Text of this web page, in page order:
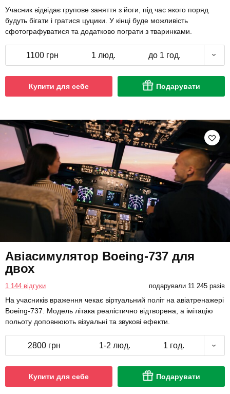
Учасник відвідає групове заняття з йоги, під час якого поряд
будуть бігати і гратися цуцики. У кінці буде можливість
сфотографуватися та додатково пограти з тваринками.
1100 грн 1 люд. до 1 год.
Купити для себе Подарувати
Авіасимулятор Boeing-737 для
двох
1 144 відгуки подарували 11 245 разів
На учасників враження чекає віртуальний політ на авіатренажері
Boeing-737. Модель літака реалістично відтворена, а імітацію
польоту доповнюють візуальні та звукові ефекти.
2800 грн 1-2 люд. 1 год.
Купити для себе Подарувати